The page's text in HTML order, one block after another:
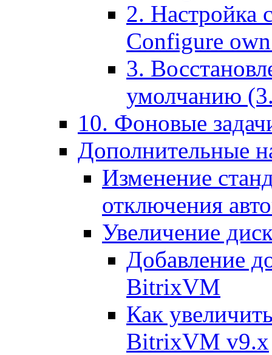
2. Настройка
Configure
3.
умолчанию
10. Фоновые
Дополнительные
Изменение
отключения
Увеличение
Добавление
BitrixVM
Как
BitrixVM v9.x